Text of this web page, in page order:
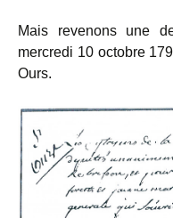
Mais revenons une
mercredi 10 octobre
Ours.